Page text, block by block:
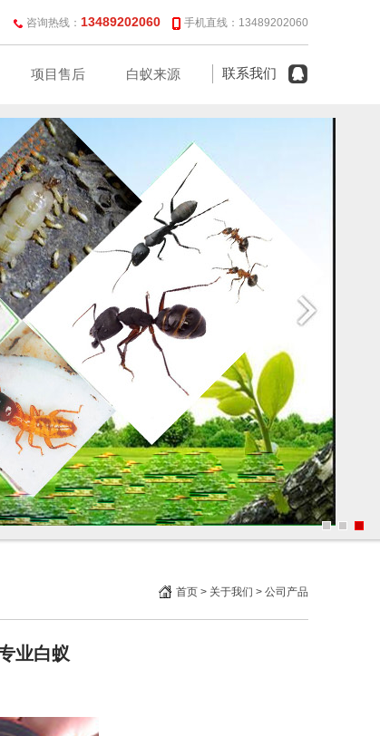
咨询热线： 13489202060 手机直线：13489202060
项目售后 白蚁来源 联系我们
首页> 关于我们 > 公司产品
业白蚁